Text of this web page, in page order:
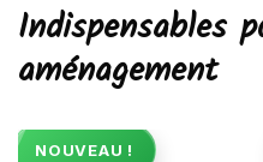
Indispensables
aménagement
NOUVEAU !